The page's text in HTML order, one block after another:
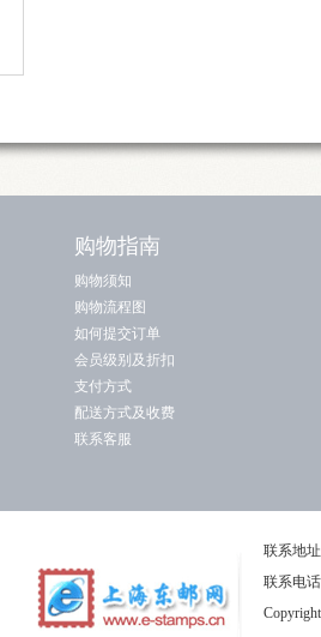
购物指南
购物须知
购物流程图
如何提交订单
会员级别及折扣
支付方式
配送方式及收费
联系客服
联系地
联系电